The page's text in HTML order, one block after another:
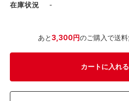
在庫状況 -
あと3,300円のご購入で送料
カートに入れる